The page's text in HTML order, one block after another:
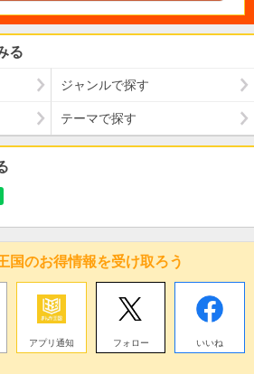
る
ジャンルで探す
テーマで探す
国のお得情報を受け取ろう
アプリ通知 フォロー いいね